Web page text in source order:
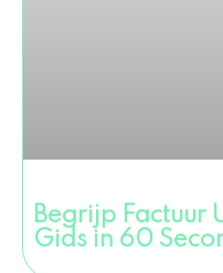
Begrijp Factuur
Gids in 60